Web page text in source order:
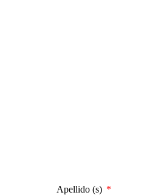
Apellido (s)